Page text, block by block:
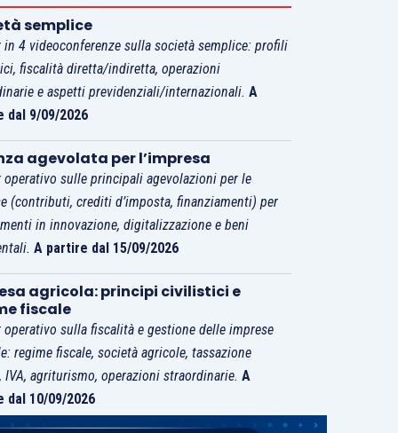
semplice
in 4 videoconferenze sulla società semplice: profili
fiscalità diretta/indiretta, operazioni
e aspetti previdenziali/internazionali.A
dal 9/09/2026
agevolata per l’impresa
operativo sulle principali agevolazioni per le
(contributi, crediti d’imposta, finanziamenti) per
in innovazione, digitalizzazione e beni
A partire dal 15/09/2026
agricola: principi civilistici e
fiscale
operativo sulla fiscalità e gestione delle imprese
regime fiscale, società agricole, tassazione
IVA, agriturismo, operazioni straordinarie.A
dal 10/09/2026